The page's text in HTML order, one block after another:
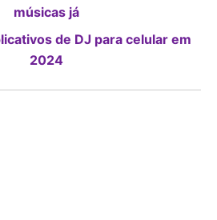
músicas já
de DJ para celular em
2024